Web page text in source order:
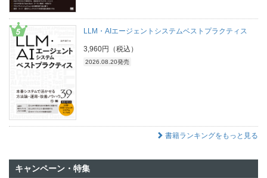
LLM・AIエージェントシステムベストプラクティス
3,960円（税込）
2026.08.20発売
書籍ランキングをもっと見る
キャンペーン・特集